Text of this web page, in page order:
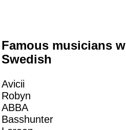
Famous musicians
Swedish
Avicii
Robyn
ABBA
Basshunter